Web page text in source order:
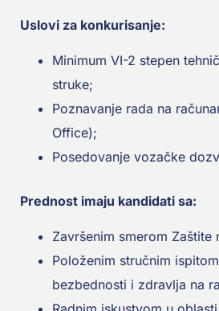
Uslovi za konkurisanje:
Minimum VI-2 stepen
struke;
Poznavanje rada na
Office);
Posedovanje vozačke
Prednost imaju kandidati sa:
Završenim smerom Zaštite
Položenim stručnim
bezbednosti i zdravlja na